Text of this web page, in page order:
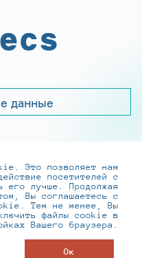
данные
800-250-0-260
,hr@infotecs.ru
ул., 2Б строение 1
Это позволяет нам
посетителей с
его лучше. Продолжая
Вы соглашаетесь с
Тем не менее, Вы
файлы cookie в
Вашего браузера.
Ок